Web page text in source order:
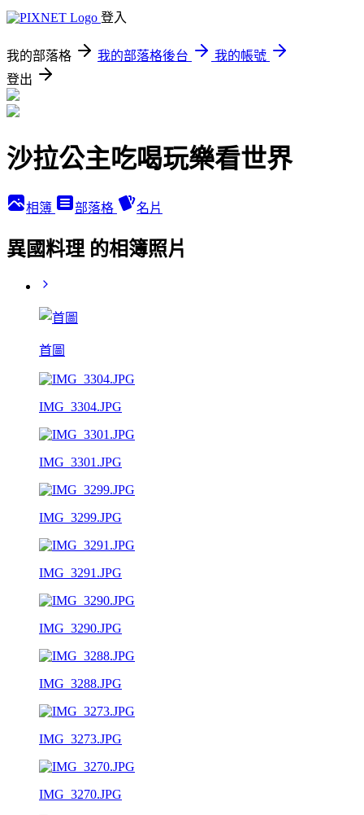
登入
我的部落格 我的部落格後台
我的帳號
登出
沙拉公主吃喝玩樂看世界
相簿 部落格 名片
異國料理 的相簿照片
首圖
IMG_3304.JPG
IMG_3301.JPG
IMG_3299.JPG
IMG_3291.JPG
IMG_3290.JPG
IMG_3288.JPG
IMG_3273.JPG
IMG_3270.JPG